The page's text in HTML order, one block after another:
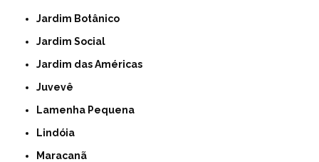
Jardim Botânico
Jardim Social
Jardim das Américas
Juvevê
Lamenha Pequena
Lindóia
Maracanã